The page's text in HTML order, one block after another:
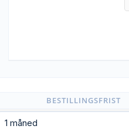
BESTILLINGSFRIST